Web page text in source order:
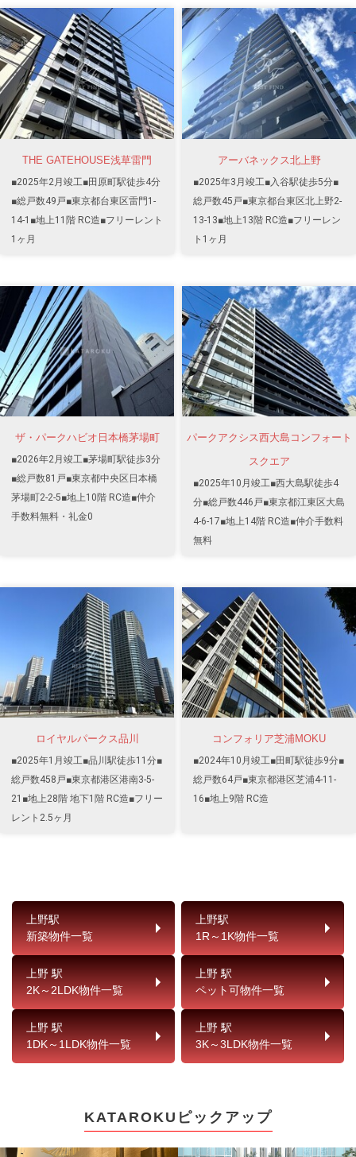
THE GATEHOUSE浅草雷門
■2025年2月竣工■田原町駅徒歩4分
■総戸数49戸■東京都台東区雷門1-
14-1■地上11階 RC造■フリーレント
1ヶ月
アーバネックス北上野
■2025年3月竣工■入谷駅徒歩5分■
総戸数45戸■東京都台東区北上野2-
13-13■地上13階 RC造■フリーレン
ト1ヶ月
ザ・パークハビオ日本橋茅場町
■2026年2月竣工■茅場町駅徒歩3分
■総戸数81戸■東京都中央区日本橋
茅場町2-2-5■地上10階 RC造■仲介
手数料無料・礼金0
パークアクシス西大島コンフォート
スクエア
■2025年10月竣工■西大島駅徒歩4
分■総戸数446戸■東京都江東区大島
4-6-17■地上14階 RC造■仲介手数料
無料
ロイヤルパークス品川
■2025年1月竣工■品川駅徒歩11分■
総戸数458戸■東京都港区港南3-5-
21■地上28階 地下1階 RC造■フリー
レント2.5ヶ月
コンフォリア芝浦MOKU
■2024年10月竣工■田町駅徒歩9分■
総戸数64戸■東京都港区芝浦4-11-
16■地上9階 RC造
上野駅
新築物件一覧
上野駅
1R～1K物件一覧
上野 駅
2K～2LDK物件一覧
上野 駅
ペット可物件一覧
上野 駅
1DK～1LDK物件一覧
上野 駅
3K～3LDK物件一覧
KATAROKUピックアップ